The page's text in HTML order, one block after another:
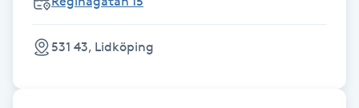
Gravidyoga
Gruppträning
531 43, Lidköping